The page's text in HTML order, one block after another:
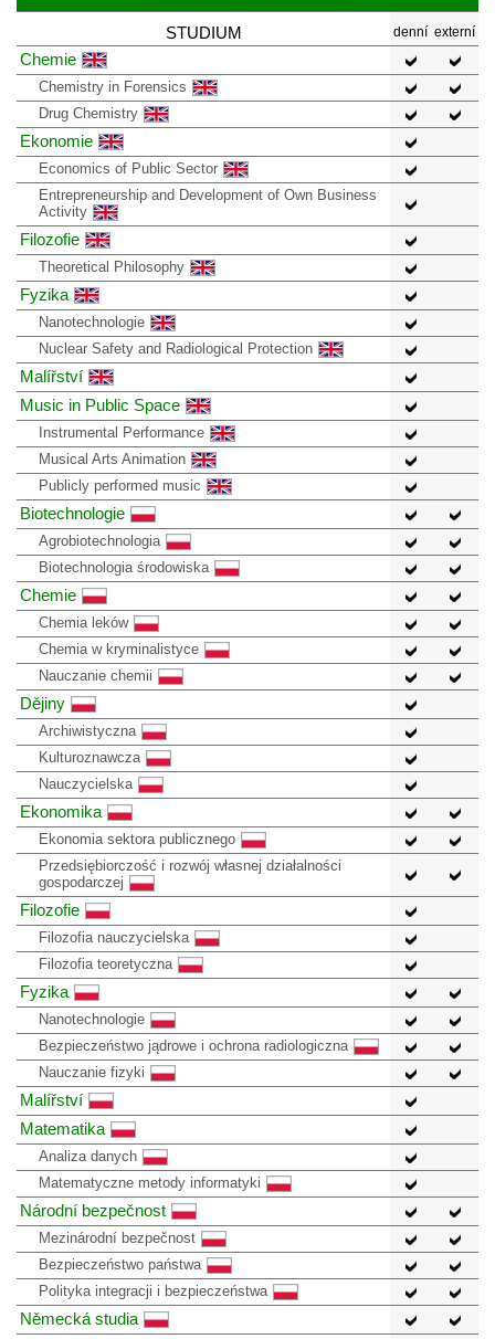
STUDIUM denní externí
Chemie
Chemistry in Forensics
Drug Chemistry
Ekonomie
Economics of Public Sector
Entrepreneurship and Development of Own Business
Activity
Filozofie
Theoretical Philosophy
Fyzika
Nanotechnologie
Nuclear Safety and Radiological Protection
Malířství
Music in Public Space
Instrumental Performance
Musical Arts Animation
Publicly performed music
Biotechnologie
Agrobiotechnologia
Biotechnologia środowiska
Chemie
Chemia leków
Chemia w kryminalistyce
Nauczanie chemii
Dějiny
Archiwistyczna
Kulturoznawcza
Nauczycielska
Ekonomika
Ekonomia sektora publicznego
Przedsiębiorczość i rozwój własnej działalności
gospodarczej
Filozofie
Filozofia nauczycielska
Filozofia teoretyczna
Fyzika
Nanotechnologie
Bezpieczeństwo jądrowe i ochrona radiologiczna
Nauczanie fizyki
Malířství
Matematika
Analiza danych
Matematyczne metody informatyki
Národní bezpečnost
Mezinárodní bezpečnost
Bezpieczeństwo państwa
Polityka integracji i bezpieczeństwa
Německá studia